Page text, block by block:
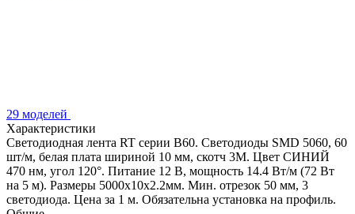
29 моделей
Характеристики
Светодиодная лента RT серии B60. Светодиоды SMD 5060, 60
шт/м, белая плата шириной 10 мм, скотч 3M. Цвет СИНИЙ
470 нм, угол 120°. Питание 12 В, мощность 14.4 Вт/м (72 Вт
на 5 м). Размеры 5000x10x2.2мм. Мин. отрезок 50 мм, 3
светодиода. Цена за 1 м. Обязательна установка на профиль.